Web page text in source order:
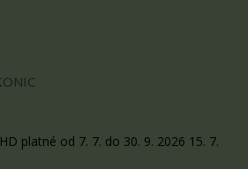
platné od 7. 7. do 30. 9. 2026 15. 7.